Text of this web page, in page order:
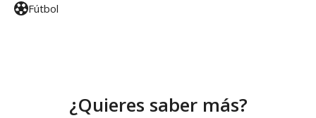
Fútbol
¿Quieres saber más?